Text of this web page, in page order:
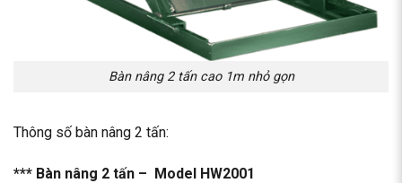
Bàn nâng 2 tấn cao 1m nhỏ gọn
Thông số bàn nâng 2 tấn:
*** Bàn nâng 2 tấn – Model HW2001